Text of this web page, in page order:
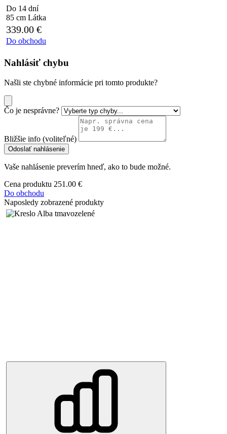
Do 14 dní
85 cm Látka
339.00 €
Do obchodu
Nahlásiť chybu
Našli ste chybné informácie pri tomto produkte?
Čo je nesprávne?
Bližšie info (voliteľné)
Odoslať nahlásenie
Vaše nahlásenie preverím hneď, ako to bude možné.
Cena produktu 251.00 €
Do obchodu
Naposledy zobrazené produkty